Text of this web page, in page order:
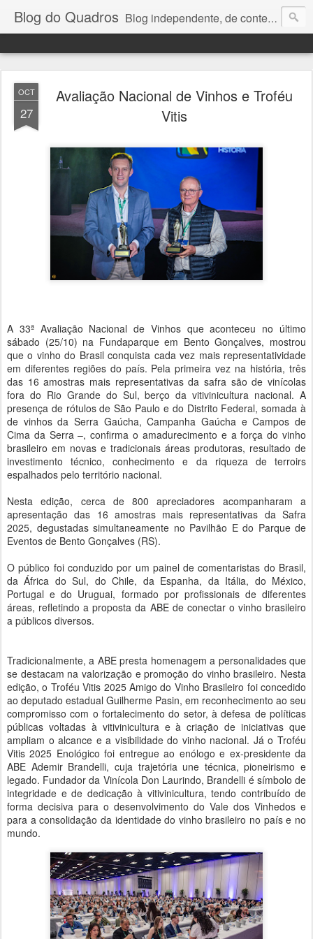
Blog do Quadros Blog independente, de conteúdo noticioso, com foco em economia, negócios, política e atualidades. e-mail do editor: chquadros2@gmail.com
OCT
27
Avaliação Nacional de Vinhos e Troféu
Vitis
A 33ª Avaliação Nacional de Vinhos que aconteceu no último
sábado (25/10) na Fundaparque em Bento Gonçalves, mostrou
que o vinho do Brasil conquista cada vez mais representatividade
em diferentes regiões do país. Pela primeira vez na história, três
das 16 amostras mais representativas da safra são de vinícolas
fora do Rio Grande do Sul, berço da vitivinicultura nacional. A
presença de rótulos de São Paulo e do Distrito Federal, somada à
de vinhos da Serra Gaúcha, Campanha Gaúcha e Campos de
Cima da Serra –, confirma o amadurecimento e a força do vinho
brasileiro em novas e tradicionais áreas produtoras, resultado de
investimento técnico, conhecimento e da riqueza de terroirs
espalhados pelo território nacional.
Nesta edição, cerca de 800 apreciadores acompanharam a
apresentação das 16 amostras mais representativas da Safra
2025, degustadas simultaneamente no Pavilhão E do Parque de
Eventos de Bento Gonçalves (RS).
O público foi conduzido por um painel de comentaristas do Brasil,
da África do Sul, do Chile, da Espanha, da Itália, do México,
Portugal e do Uruguai, formado por profissionais de diferentes
áreas, refletindo a proposta da ABE de conectar o vinho brasileiro
a públicos diversos.
Tradicionalmente, a ABE presta homenagem a personalidades que
se destacam na valorização e promoção do vinho brasileiro. Nesta
edição, o Troféu Vitis 2025 Amigo do Vinho Brasileiro foi concedido
ao deputado estadual Guilherme Pasin, em reconhecimento ao seu
compromisso com o fortalecimento do setor, à defesa de políticas
públicas voltadas à vitivinicultura e à criação de iniciativas que
ampliam o alcance e a visibilidade do vinho nacional. Já o Troféu
Vitis 2025 Enológico foi entregue ao enólogo e ex-presidente da
ABE Ademir Brandelli, cuja trajetória une técnica, pioneirismo e
legado. Fundador da Vinícola Don Laurindo, Brandelli é símbolo de
integridade e de dedicação à vitivinicultura, tendo contribuído de
forma decisiva para o desenvolvimento do Vale dos Vinhedos e
para a consolidação da identidade do vinho brasileiro no país e no
mundo.